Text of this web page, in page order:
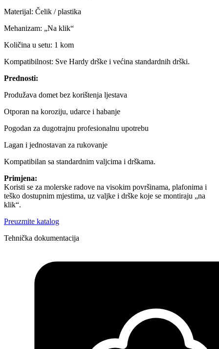
Materijal: Čelik / plastika
Mehanizam: „Na klik“
Količina u setu: 1 kom
Kompatibilnost: Sve Hardy drške i većina standardnih drški.
Prednosti:
Produžava domet bez korištenja ljestava
Otporan na koroziju, udarce i habanje
Pogodan za dugotrajnu profesionalnu upotrebu
Lagan i jednostavan za rukovanje
Kompatibilan sa standardnim valjcima i drškama.
Primjena:
Koristi se za molerske radove na visokim površinama, plafonima i
teško dostupnim mjestima, uz valjke i drške koje se montiraju „na
klik“.
Preuzmite katalog
Tehnička dokumentacija